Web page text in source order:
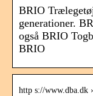
BRIO
generationer.
også BRIO
BRIO
http s://www.dba.dk